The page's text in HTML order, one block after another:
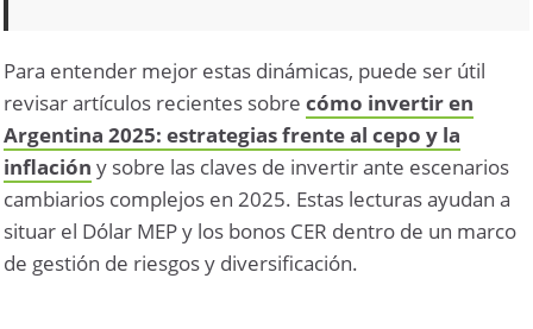
Para entender mejor estas dinámicas, puede ser útil
revisar artículos recientes sobrecómo invertir en
Argentina 2025: estrategias frente al cepo y la
inflación y sobre las claves de invertir ante escenarios
cambiarios complejos en 2025. Estas lecturas ayudan a
situar el Dólar MEP y los bonos CER dentro de un marco
de gestión de riesgosy diversificación.